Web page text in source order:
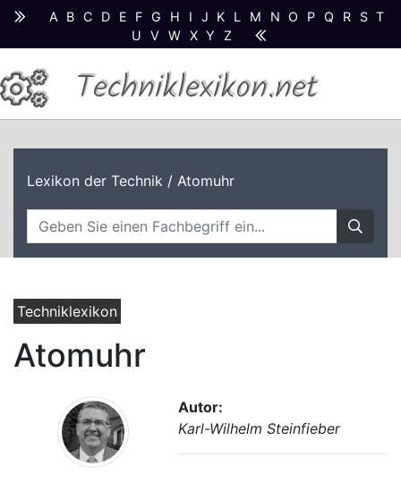
A B C D E F G H I J K L M N O P Q R S T
U
V W X Y Z
Techniklexikon.net
Lexikon der Technik / Atomuhr
Techniklexikon
Atomuhr
Autor:
Karl-Wilhelm Steinfieber